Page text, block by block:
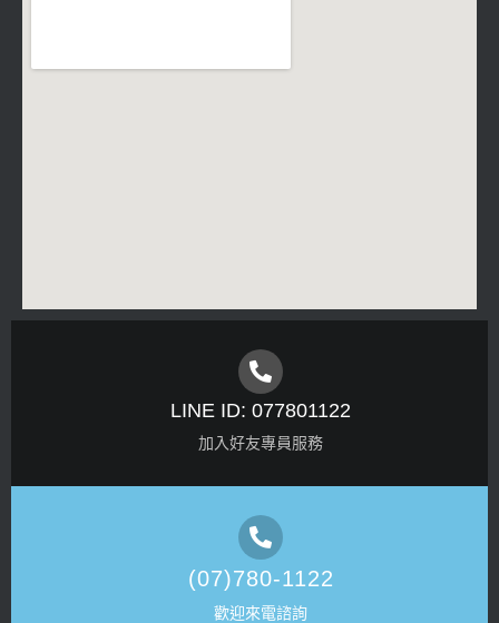
LINE ID: 077801122
加入好友專員服務
(07)780-1122
歡迎來電諮詢